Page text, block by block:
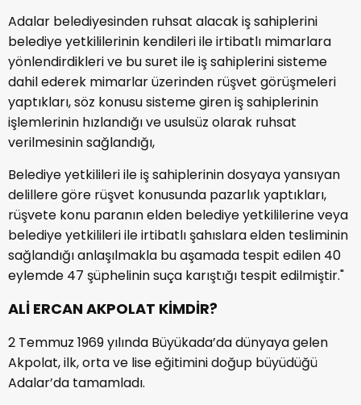
Adalar belediyesinden ruhsat alacak iş sahiplerini
belediye yetkililerinin kendileri ile irtibatlı mimarlara
yönlendirdikleri ve bu suret ile iş sahiplerini sisteme
dahil ederek mimarlar üzerinden rüşvet görüşmeleri
yaptıkları, söz konusu sisteme giren iş sahiplerinin
işlemlerinin hızlandığı ve usulsüz olarak ruhsat
verilmesinin sağlandığı,
Belediye yetkilileri ile iş sahiplerinin dosyaya yansıyan
delillere göre rüşvet konusunda pazarlık yaptıkları,
rüşvete konu paranın elden belediye yetkililerine veya
belediye yetkilileri ile irtibatlı şahıslara elden tesliminin
sağlandığı anlaşılmakla bu aşamada tespit edilen 40
eylemde 47 şüphelinin suça karıştığı tespit edilmiştir."
ALİ ERCAN AKPOLAT KİMDİR?
2 Temmuz 1969 yılında Büyükada’da dünyaya gelen
Akpolat, ilk, orta ve lise eğitimini doğup büyüdüğü
Adalar’da tamamladı.